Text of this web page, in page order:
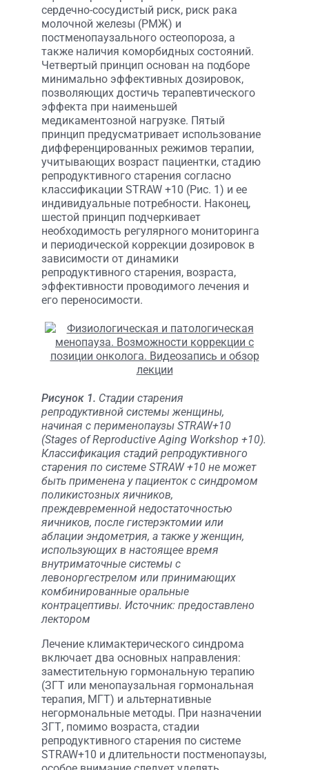
сердечно-сосудистый риск, риск рака
молочной железы (РМЖ) и
постменопаузального остеопороза, а
также наличия коморбидных состояний.
Четвертый принцип основан на подборе
минимально эффективных дозировок,
позволяющих достичь терапевтического
эффекта при наименьшей
медикаментозной нагрузке. Пятый
принцип предусматривает использование
дифференцированных режимов терапии,
учитывающих возраст пациентки, стадию
репродуктивного старения согласно
классификации STRAW +10 (Рис. 1) и ее
индивидуальные потребности. Наконец,
шестой принцип подчеркивает
необходимость регулярного мониторинга
и периодической коррекции дозировок в
зависимости от динамики
репродуктивного старения, возраста,
эффективности проводимого лечения и
его переносимости.
Рисунок 1. Стадии старения
репродуктивной системы женщины,
начиная с перименопаузы STRAW+10
(Stages of Reproductive Aging Workshop +10).
Классификация стадий репродуктивного
старения по системе STRAW +10 не может
быть применена у пациенток с синдромом
поликистозных яичников,
преждевременной недостаточностью
яичников, после гистерэктомии или
аблации эндометрия, а также у женщин,
использующих в настоящее время
внутриматочные системы с
левоноргестрелом или принимающих
комбинированные оральные
контрацептивы. Источник: предоставлено
лектором
Лечение климактерического синдрома
включает два основных направления:
заместительную гормональную терапию
(ЗГТ или менопаузальная гормональная
терапия, МГТ) и альтернативные
негормональные методы. При назначении
ЗГТ, помимо возраста, стадии
репродуктивного старения по системе
STRAW+10 и длительности постменопаузы,